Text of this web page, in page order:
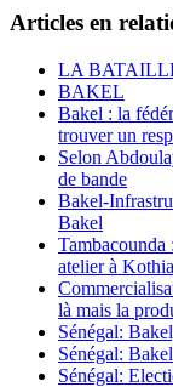
Articles en
LA
BAKEL
Bakel : la
trouver un
Selon
de bande
Bakel-
Bakel
Tambacounda
atelier à
là mais la
Sénégal:
Sénégal:
Sénégal: